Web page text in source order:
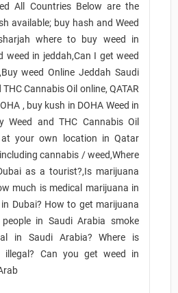
All Countries Below are the
available; buy hash and Weed
where to buy weed in
weed in jeddah,Can I get weed
weed Online Jeddah Saudi
Cannabis Oil online, QATAR
, buy kush in DOHA Weed in
Weed and THC Cannabis Oil
your own location in Qatar
cannabis / weed,Where
as a tourist?,Is marijuana
much is medical marijuana in
Dubai? How to get marijuana
in Saudi Arabia smoke
in Saudi Arabia? Where is
illegal? Can you get weed in